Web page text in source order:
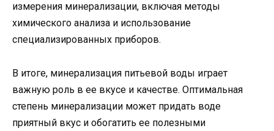
измерения минерализации, включая методы
химического анализа и использование
специализированных приборов.
В итоге, минерализация питьевой воды играет
важную роль в ее вкусе и качестве. Оптимальная
степень минерализации может придать воде
приятный вкус и обогатить ее полезными